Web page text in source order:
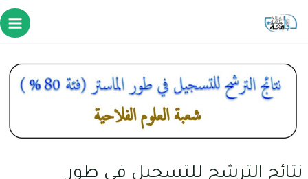
نتائج الترشح للتسجيل في طور